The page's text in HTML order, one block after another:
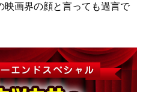
映画界の顔と言っても過言で